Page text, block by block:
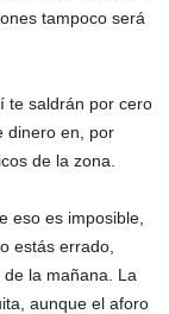
tampoco será
te saldrán por cero
dinero en, por
de la zona.
eso es imposible,
estás errado,
la mañana. La
aunque el aforo